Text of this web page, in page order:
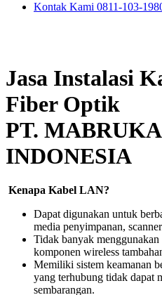
Kontak Kami 0811-103-
Jasa Instalasi
Fiber Optik
PT.
INDONESIA
Kenapa Kabel LAN?
Dapat digunakan untuk
media penyimpanan,
Tidak banyak
komponen wireless
Memiliki sistem keamanan
yang terhubung tidak dapat
sembarangan.